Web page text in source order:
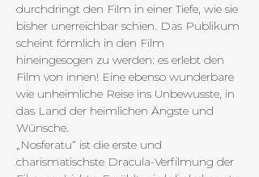
durchdringt den Film in einer Tiefe, wie sie
bisher unerreichbar schien. Das Publikum
scheint förmlich in den Film
hineingesogen zu werden: es erlebt den
Film von innen! Eine ebenso wunderbare
wie unheimliche Reise ins Unbewusste, in
das Land der heimlichen Ängste und
Wünsche.
„Nosferatu“ ist die erste und
charismatischste Dracula-Verfilmung der